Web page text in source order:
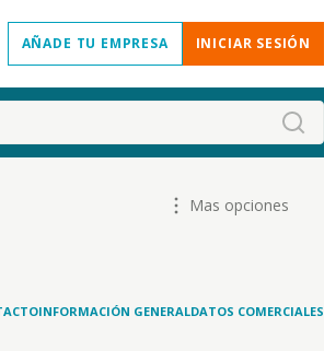
AÑADE TU EMPRESA INICIAR SESIÓN
Mas opciones
INFORMACIÓN GENERALDATOS COMERCIALES